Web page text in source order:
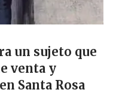
un sujeto que
venta y
Santa Rosa